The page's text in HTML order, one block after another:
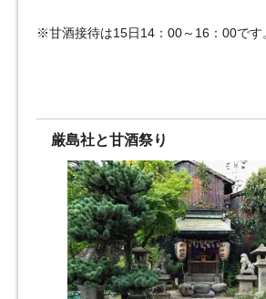
※甘酒接待は15日14：00～16：00です
厳島社と甘酒祭り